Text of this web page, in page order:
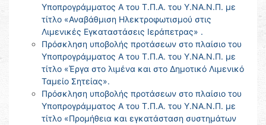
Υποπρογράμματος Α του Τ.Π.Α. του Υ.ΝΑ.Ν.Π. με
τίτλο «Αναβάθμιση Ηλεκτροφωτισμού στις
Λιμενικές Εγκαταστάσεις Ιεράπετρας» .
Πρόσκληση υποβολής προτάσεων στο πλαίσιο του
Υποπρογράμματος Α του Τ.Π.Α. του Υ.ΝΑ.Ν.Π. με
τίτλο «Έργα στο λιμένα και στο Δημοτικό Λιμενικό
Ταμείο Σητείας».
Πρόσκληση υποβολής προτάσεων στο πλαίσιο του
Υποπρογράμματος Α του Τ.Π.Α. του Υ.ΝΑ.Ν.Π. με
τίτλο «Προμήθεια και εγκατάσταση συστημάτων